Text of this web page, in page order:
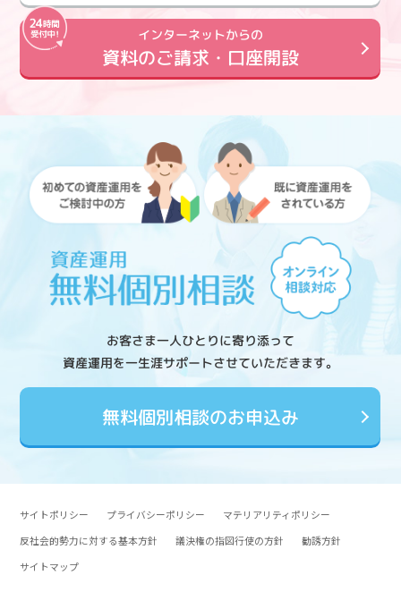
インターネットからの
資料のご請求・口座開設
お客さま一人ひとりに寄り添って
資産運用を一生涯サポートさせていただきます。
無料個別相談のお申込み
サイトポリシー プライバシーポリシー
マテリアリティポリシー
反社会的勢力に対する基本方針
議決権の指図行使の方針
勧誘方針
サイトマップ